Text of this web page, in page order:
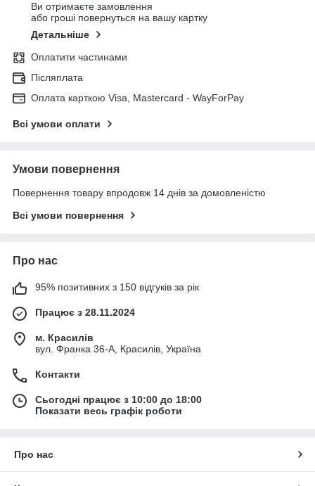
Ви отримаєте замовлення
або гроші повернуться на вашу картку
Детальніше
Оплатити частинами
Післяплата
Оплата карткою Visa, Mastercard - WayForPay
Всі умови оплати
Умови повернення
Повернення товару впродовж 14 днів за домовленістю
Всі умови повернення
Про нас
95% позитивних з 150 відгуків за рік
Працює з 28.11.2024
м. Красилів
вул. Франка 36-А, Красилів, Україна
Контакти
Сьогодні працює з 10:00 до 18:00
Показати весь графік роботи
Про нас